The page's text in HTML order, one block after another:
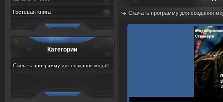
Гостевая книга
Категории
Скачать программу для создания мода
Скачать программу для создания
Добавил:sah767 Дата: 09.08.2026